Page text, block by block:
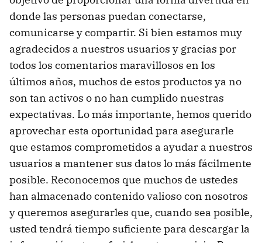
donde las personas puedan conectarse,
comunicarse y compartir. Si bien estamos muy
agradecidos a nuestros usuarios y gracias por
todos los comentarios maravillosos en los
últimos años, muchos de estos productos ya no
son tan activos o no han cumplido nuestras
expectativas. Lo más importante, hemos querido
aprovechar esta oportunidad para asegurarle
que estamos comprometidos a ayudar a nuestros
usuarios a mantener sus datos lo más fácilmente
posible. Reconocemos que muchos de ustedes
han almacenado contenido valioso con nosotros
y queremos asegurarles que, cuando sea posible,
usted tendrá tiempo suficiente para descargar la